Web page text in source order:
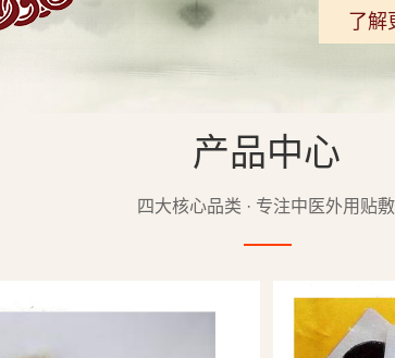
了
产品中心
四大核心品类 · 专注中医外用贴敷